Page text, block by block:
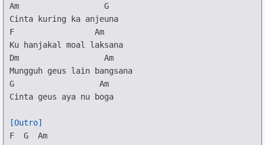
Am
G
F
Am
Dm
Am
G
Am
Cinta geus aya nu boga
[Outro]
F
G Am